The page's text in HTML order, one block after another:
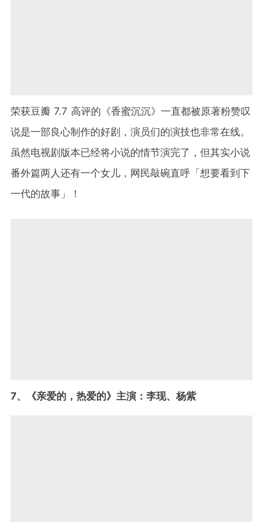
荣获豆瓣 7.7 高评的《香蜜沉沉》一直都被原著粉赞叹
说是一部良心制作的好剧，演员们的演技也非常在线。
虽然电视剧版本已经将小说的情节演完了，但其实小说
番外篇两人还有一个女儿，网民敲碗直呼「想要看到下
一代的故事」！
7、《亲爱的，热爱的》主演：李现、杨紫